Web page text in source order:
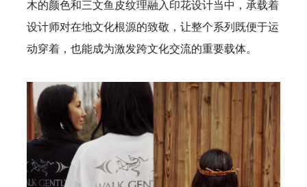
木的颜色和三文鱼皮纹理融入印花设计当中，承载着
设计师对在地文化根源的致敬，让整个系列既便于运
动穿着，也能成为激发跨文化交流的重要载体。